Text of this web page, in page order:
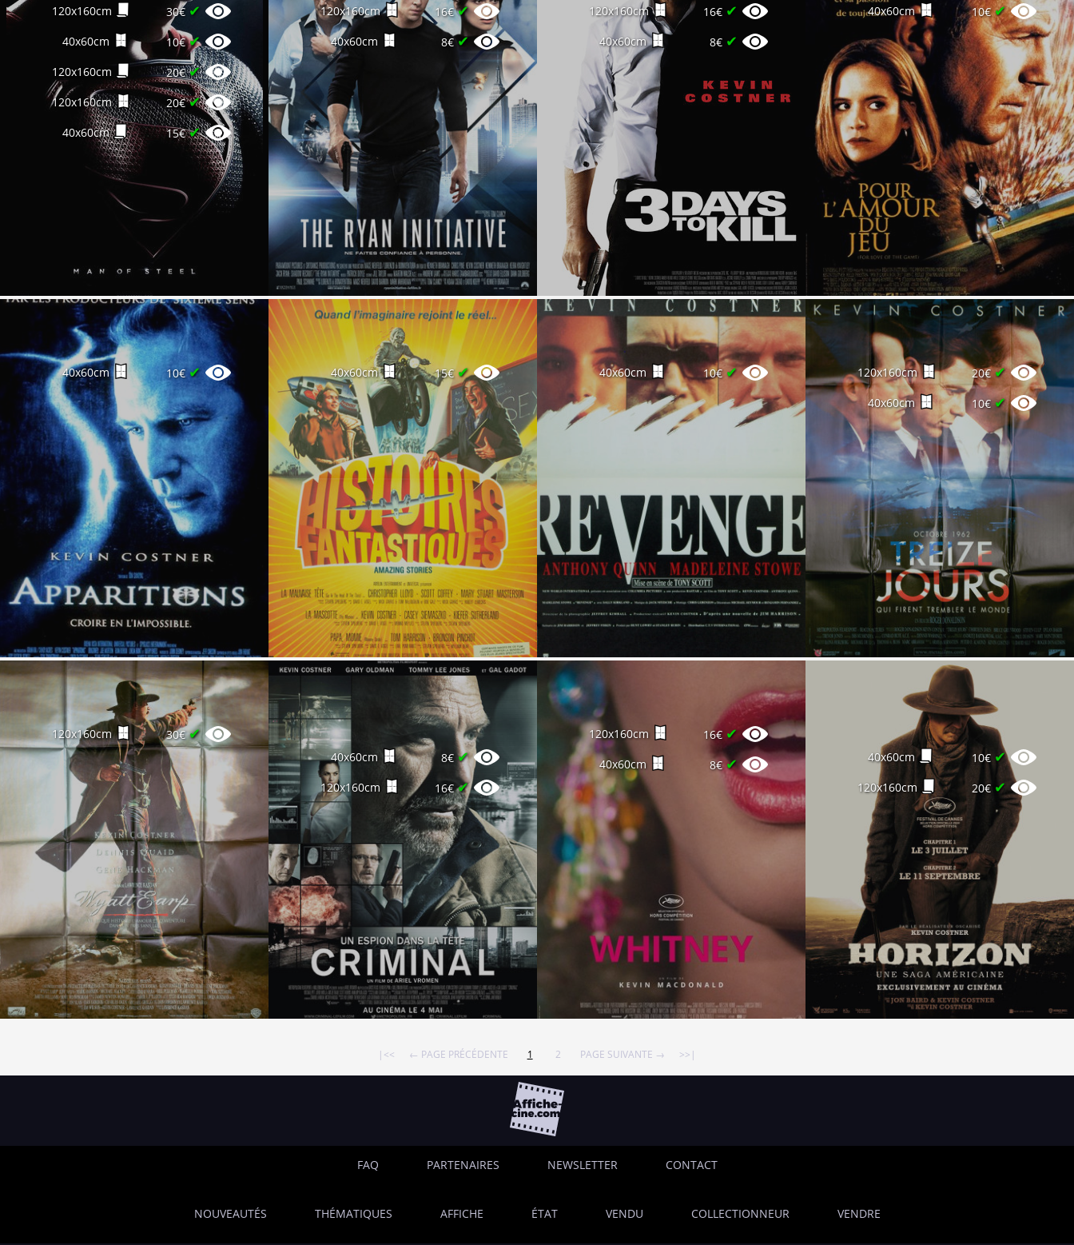
120x160cm 30€ ✔
40x60cm 10€✔
120x160cm 20€✔
120x160cm 20€✔
40x60cm 15€✔
120x160cm 16€✔
40x60cm 8€✔
120x160cm 16€ ✔
40x60cm 8€ ✔
40x60cm 10€✔
40x60cm 10€✔ 40x60cm 15€✔ 40x60cm 10€ ✔ 120x160cm 20€✔
40x60cm 10€✔
120x160cm 30€✔
40x60cm 8€ ✔
120x160cm 16€✔
120x160cm 16€ ✔
40x60cm 8€✔ 40x60cm 10€ ✔
120x160cm 20€ ✔
|<< ← PAGE PRÉCÉDENTE 1 2 PAGE SUIVANTE → >>|
FAQ PARTENAIRES NEWSLETTER CONTACT
NOUVEAUTÉS THÉMATIQUES AFFICHE ÉTAT VENDU COLLECTIONNEUR VENDRE